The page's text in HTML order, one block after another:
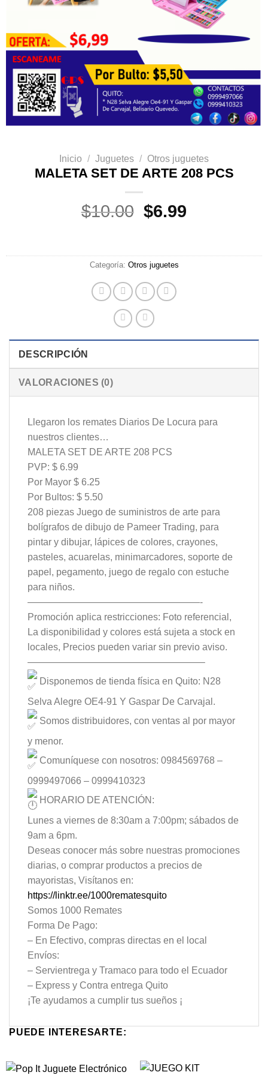
Inicio / Juguetes / Otros juguetes
MALETA SET DE ARTE 208 PCS
$10.00 El
era:
$10.00.
$6.99
es:
Categoría: Otros juguetes
DESCRIPCIÓN
VALORACIONES (0)
Llegaron los remates Diarios De Locura para
nuestros clientes…
MALETA SET DE ARTE 208 PCS
PVP: $ 6.99
Por Mayor $ 6.25
Por Bultos: $ 5.50
208 piezas Juego de suministros de arte para
bolígrafos de dibujo de Pameer Trading, para
pintar y dibujar, lápices de colores, crayones,
pasteles, acuarelas, minimarcadores, soporte de
papel, pegamento, juego de regalo con estuche
para niños.
——————————————————-
Promoción aplica restricciones: Foto referencial,
La disponibilidad y colores está sujeta a stock en
locales, Precios pueden variar sin previo aviso.
——————————————————–
Disponemos de tienda física en Quito: N28
Selva Alegre OE4-91 Y Gaspar De Carvajal.
Somos distribuidores, con ventas al por mayor
y menor.
Comuníquese con nosotros: 0984569768 –
0999497066 – 0999410323
HORARIO DE ATENCIÓN:
Lunes a viernes de 8:30am a 7:00pm; sábados de
9am a 6pm.
Deseas conocer más sobre nuestras promociones
diarias, o comprar productos a precios de
mayoristas, Visítanos en:
https://linktr.ee/1000rematesquito
Somos 1000 Remates
Forma De Pago:
– En Efectivo, compras directas en el local
Envíos:
– Servientrega y Tramaco para todo el Ecuador
– Express y Contra entrega Quito
¡Te ayudamos a cumplir tus sueños ¡
PUEDE INTERESARTE: